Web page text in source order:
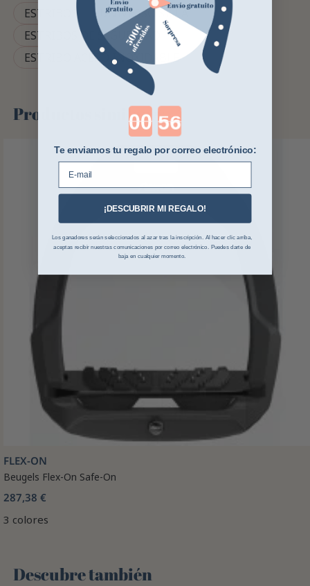
ESTRIBOS
UNIVERSO SILLA
ESTRIBOS DE SEGURIDAD
ESTRIBO ACERO INOXIDABLE
Productos similares
FLEX-ON
Beugels Flex-On Safe-On
287,38 €
3 colores
Descubre también 🌻
Countdown ends in:
Te enviamos tu regalo por correo electrónico:
¡DESCUBRIR MI REGALO!
Los ganadores serán seleccionados al azar tras la inscripción. Al hacer clic arriba,
aceptas recibir nuestras comunicaciones por correo electrónico. Puedes darte de
baja en cualquier momento.